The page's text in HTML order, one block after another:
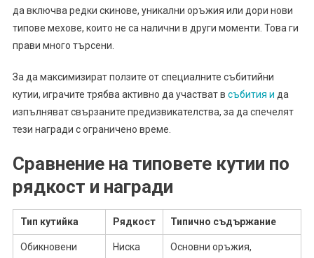
да включва редки скинове, уникални оръжия или дори нови
типове мехове, които не са налични в други моменти. Това ги
прави много търсени.
За да максимизират ползите от специалните събитийни
кутии, играчите трябва активно да участват в събития и да
изпълняват свързаните предизвикателства, за да спечелят
тези награди с ограничено време.
Сравнение на типовете кутии по
рядкост и награди
Тип кутийка Рядкост Типично съдържание
Обикновени
Ниска
Основни оръжия,